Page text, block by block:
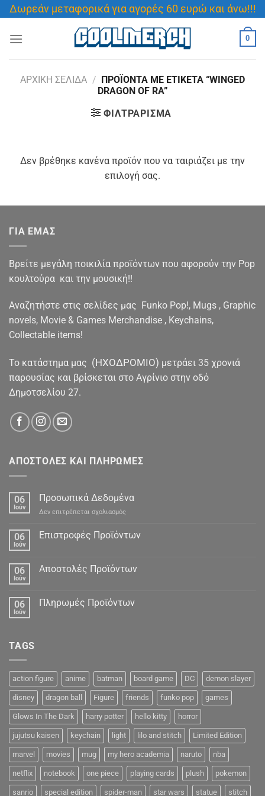
Μετάβαση
στο
περιεχόμενο
Δωρεάν μεταφορικά για αγορές 60 ευρώ και άνω!!!
0
ΑΡΧΙΚΉ ΣΕΛΊΔΑ / ΠΡΟΪΌΝΤΑ ΜΕ ΕΤΙΚΈΤΑ “WINGED
DRAGON OF RA”
ΦΙΛΤΡΆΡΙΣΜΑ
Δεν βρέθηκε κανένα προϊόν που να ταιριάζει με την
επιλογή σας.
ΓΙΑ ΕΜΑΣ
Βρείτε μεγάλη ποικιλία προϊόντων που αφορούν την Pop
κουλτούρα και την μουσική!!
Αναζητήστε στις σελίδες μας Funko Pop!, Mugs , Graphic
novels, Movie & Games Merchandise , Keychains,
Collectable items!
To κατάστημα μας (ΗΧΟΔΡΟΜΙΟ) μετράει 35 χρονιά
παρουσίας και βρίσκεται στο Αγρίνιο στην οδό
Δημοτσελίου 27.
ΑΠΟΣΤΟΛΕΣ ΚΑΙ ΠΛΗΡΩΜΕΣ
06
Ιούν
Προσωπικά Δεδομένα
Δεν επιτρέπεται σχολιασμός
Δεδομένα
06
Ιούν
Επιστροφές Προϊόντων
06
Ιούν
Αποστολές Προϊόντων
06
Ιούν
Πληρωμές Προϊόντων
TAGS
action figure anime batman board game DC demon slayer
disney dragon ball Figure friends funko pop games
Glows In The Dark harry potter hello kitty horror
jujutsu kaisen keychain light lilo and stitch Limited Edition
marvel movies mug my hero academia naruto nba
netflix notebook one piece playing cards plush pokemon
sanrio special edition spider-man star wars statue stitch